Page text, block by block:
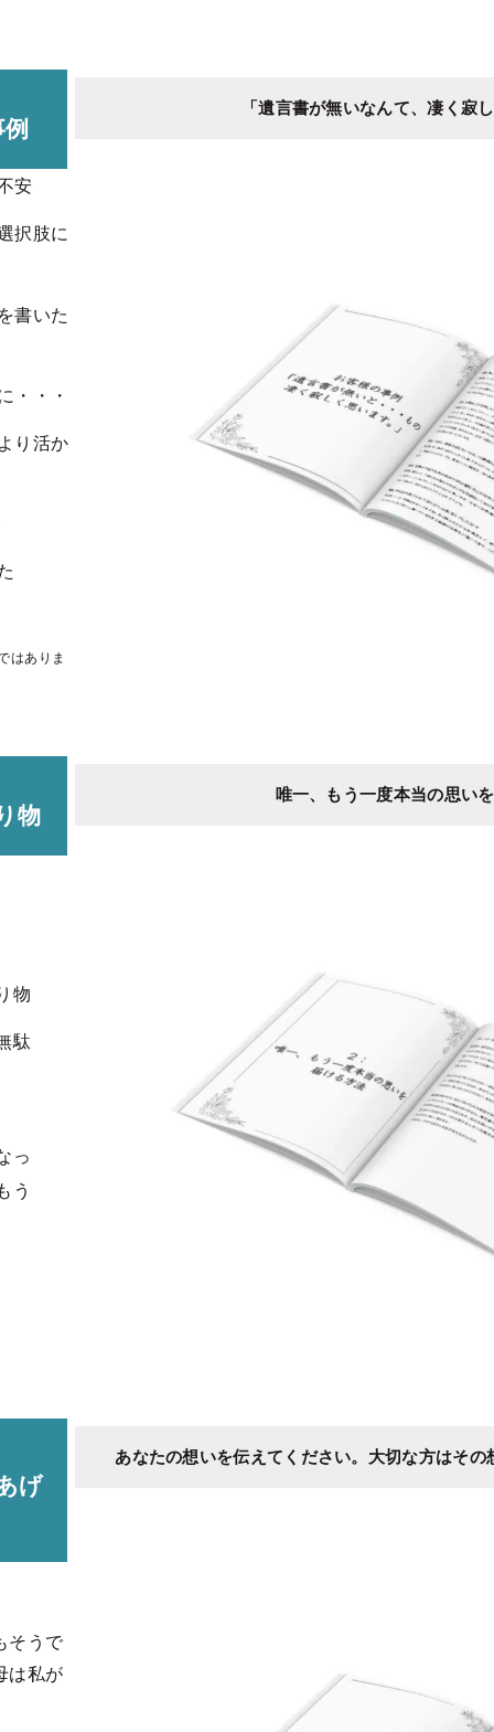
「遺言書が無いなんて、凄く寂
安
択肢に
書いた
・・・
り活か
はありま
物
唯一、もう一度本当の思い
物
駄
っ
う
げ
あなたの想いを伝えてください。大切な方はそ
そうで
は私が